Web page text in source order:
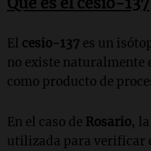
El cesio-137 es un
no existe naturalmente
como producto de
En el caso de Rosario,
utilizada para verificar